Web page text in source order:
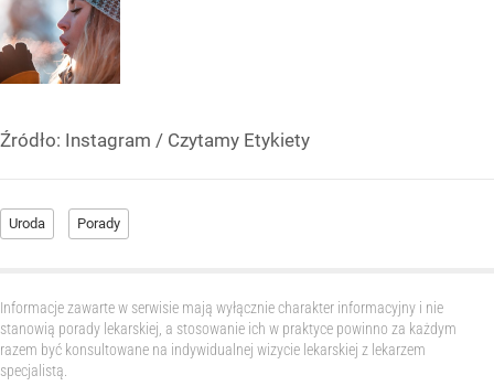
Źródło: Instagram / Czytamy Etykiety
Uroda Porady
Informacje zawarte w serwisie mają wyłącznie charakter informacyjny i nie
stanowią porady lekarskiej, a stosowanie ich w praktyce powinno za każdym
razem być konsultowane na indywidualnej wizycie lekarskiej z lekarzem
specjalistą.